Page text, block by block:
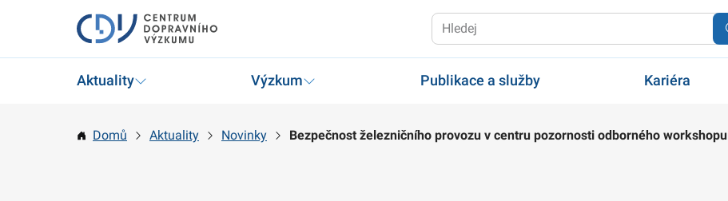
Aktuality Výzkum Publikace a služby Kariéra
Domů Aktuality Novinky Bezpečnost železničního provozu v centru pozornosti odborného workshopu